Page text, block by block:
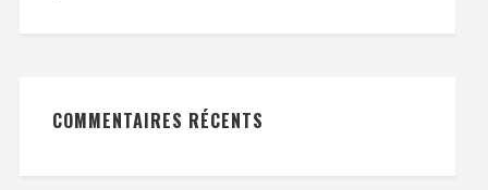
COMMENTAIRES RÉCENTS